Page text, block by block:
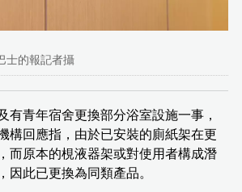
士的報記者攝
有青年宿舍更換部分浴室設施一事，
構回應指，由於已安裝的廁紙架在更
而原本的梘液器架或對使用者構成潛
因此已更換為同類產品。